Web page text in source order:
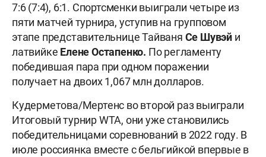
7:6 (7:4), 6:1. Спортсменки выиграли четыре из
пяти матчей турнира, уступив на групповом
этапе представительнице Тайваня Се Шувэй и
латвийке Елене Остапенко. По регламенту
победившая пара при одном поражении
получает на двоих 1,067 млн долларов.
Кудерметова/Мертенс во второй раз выиграли
Итоговый турнир WTA, они уже становились
победительницами соревнований в 2022 году. В
июле россиянка вместе с бельгийкой впервые в